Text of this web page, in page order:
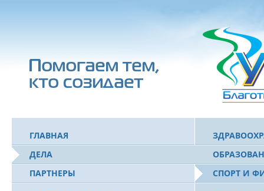
ГЛАВНАЯ
ДЕЛА
ПАРТНЕРЫ
СПОРТ И